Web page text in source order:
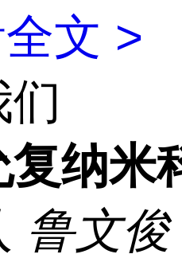
文 >
复纳米
鲁文俊